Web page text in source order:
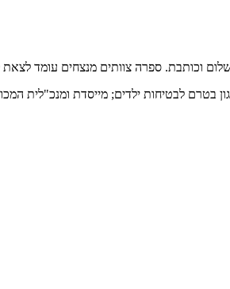
וכותבת. ספרה צוותים מנצחים עומד
בטרם לבטיחות ילדים; מייסדת ומנכ"לית